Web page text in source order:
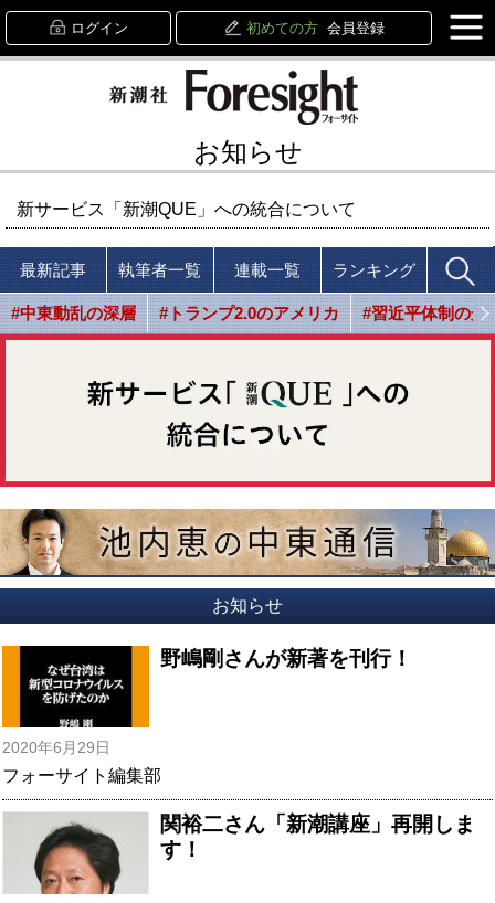
ログイン 初めての方 会員登録
お知らせ
新サービス「新潮QUE」への統合について
最新記事 執筆者一覧 連載一覧 ランキング
#中東動乱の深層 #トランプ2.0のアメリカ #習近平体制の光
お知らせ
野嶋剛さんが新著を刊行！
2020年6月29日
フォーサイト編集部
関裕二さん「新潮講座」再開しま
す！